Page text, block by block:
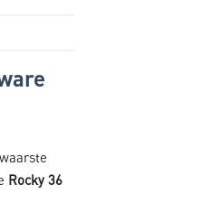
Rocky 36